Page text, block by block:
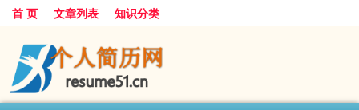
首 页 文章列表 知识分类